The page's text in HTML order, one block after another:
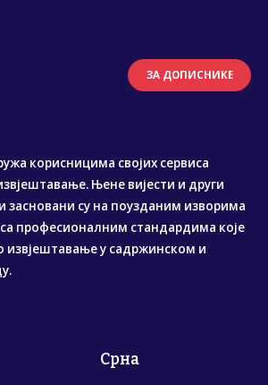
ЗА ДОПИСНИКЕ
корисницима својих сервиса
Њене вијести и други
засновани су на поузданим изворима
професионалним стандардима које
извјештавање у садржинском и
Срна